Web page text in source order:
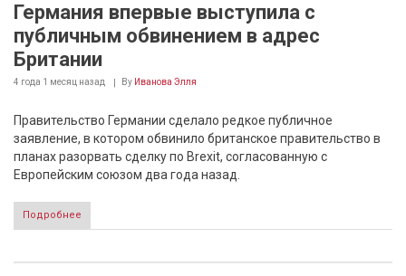
Германия впервые выступила с
публичным обвинением в адрес
Британии
4 года 1 месяц назад By Иванова Элля
Правительство Германии сделало редкое публичное
заявление, в котором обвинило британское правительство в
планах разорвать сделку по Brexit, согласованную с
Европейским союзом два года назад.
Подробнее